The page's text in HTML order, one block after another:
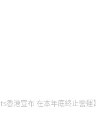
香港宣布 在本年底終止營運】